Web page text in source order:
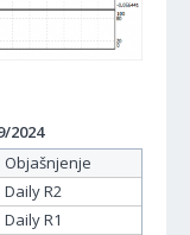
2024
Objašnjenje
Daily R2
Daily R1